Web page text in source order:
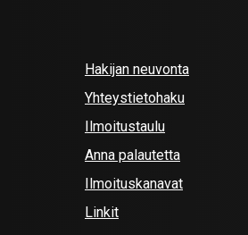
Hakijan neuvonta
Yhteystietohaku
Ilmoitustaulu
Anna palautetta
Ilmoituskanavat
Linkit